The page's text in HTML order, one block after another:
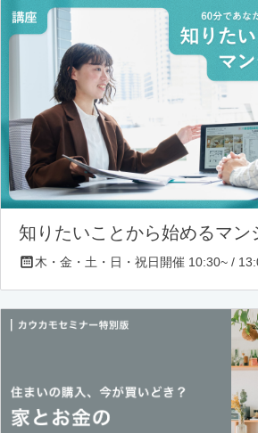
知りたいことから始めるマン